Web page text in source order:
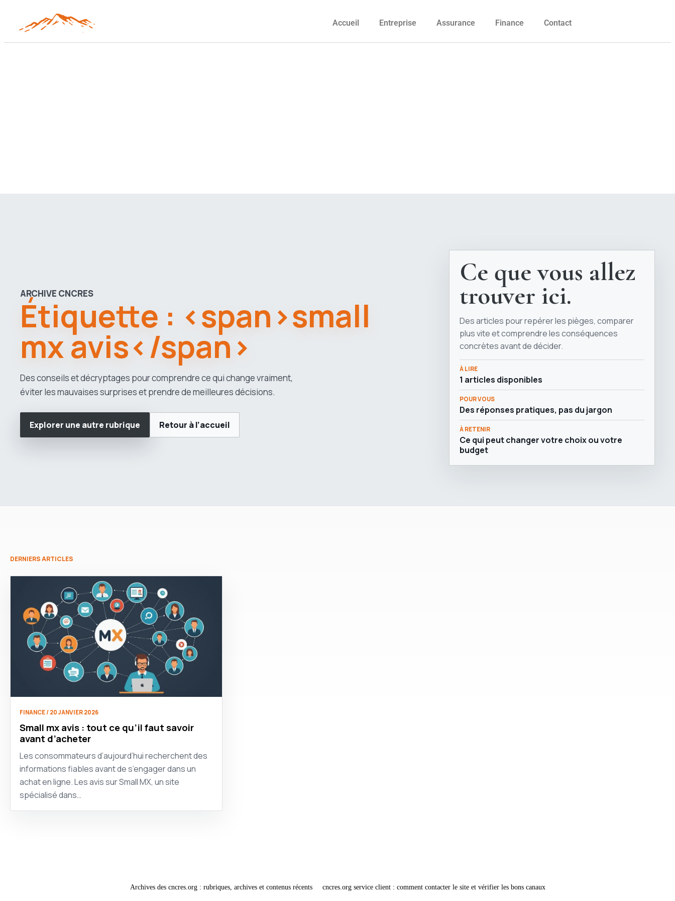
Accueil Entreprise Assurance Finance Contact
ARCHIVE CNCRES
Étiquette : <span>small
mx avis</span>
Des conseils et décryptages pour comprendre ce qui change vraiment,
éviter les mauvaises surprises et prendre de meilleures décisions.
Explorer une autre rubrique Retour à l’accueil
Ce que vous allez
trouver ici.
Des articles pour repérer les pièges, comparer
plus vite et comprendre les conséquences
concrètes avant de décider.
À LIRE
1 articles disponibles
POUR VOUS
Des réponses pratiques, pas du jargon
À RETENIR
Ce qui peut changer votre choix ou votre
budget
DERNIERS ARTICLES
FINANCE / 20 JANVIER 2026
Small mx avis : tout ce qu’il faut savoir
avant d’acheter
Les consommateurs d’aujourd’hui recherchent des
informations fiables avant de s’engager dans un
achat en ligne. Les avis sur Small MX, un site
spécialisé dans…
Archives des cncres.org : rubriques, archives et contenus récents cncres.org service client : comment contacter le site et vérifier les bons canaux